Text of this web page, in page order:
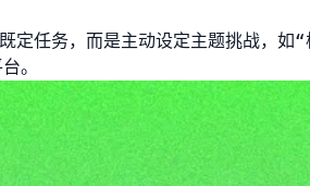
定任务，而是主动设定主题挑战，如
。